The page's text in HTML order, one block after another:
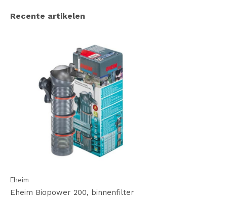
Recente artikelen
Eheim
Eheim Biopower 200, binnenfilter